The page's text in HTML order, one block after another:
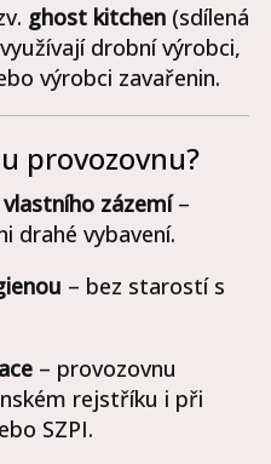
ghost kitchen (sdílená
drobní výrobci,
výrobci zavařenin.
provozovnu?
zázemí–
drahé vybavení.
– bez starostí s
– provozovnu
rejstříku i při
SZPI.